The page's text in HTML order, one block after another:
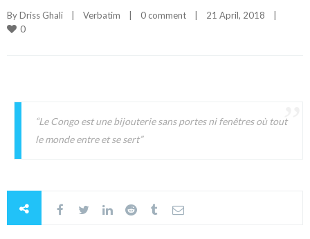
By Driss Ghali | Verbatim | 0 comment | 21 April, 2018 |
0
“Le Congo est une bijouterie sans portes ni fenêtres où tout
le monde entre et se sert”